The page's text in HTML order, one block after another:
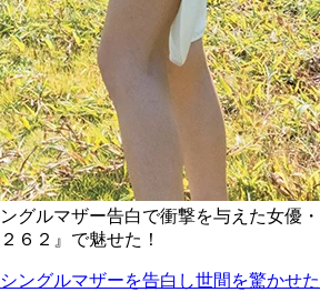
グルマザー告白で衝撃を与えた女優・
６２』で魅せた！
ングルマザーを告白し世間を驚かせた